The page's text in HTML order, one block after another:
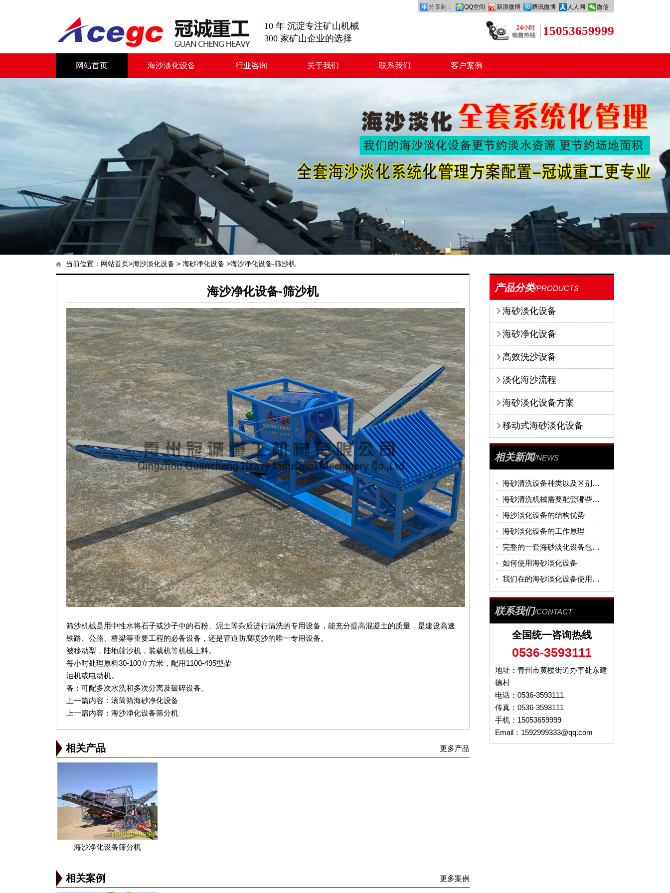
10 年 沉淀专注矿山机械
300 家矿山企业的选择
15053659999
分享到： QQ空间 新浪微博 腾讯微博 人人网 微信
网站首页 海沙淡化设备 行业咨询 关于我们 联系我们 客户案例
当前位置： 网站首页>海沙淡化设备 > 海砂净化设备 >海沙净化设备-筛沙机
海沙净化设备-筛沙机
筛沙机械是用中性水将石子或沙子中的石粉、泥土等杂质进行清洗的专用设备，能充分提高混凝土的质量，是建设高速
铁路、公路、桥梁等重要工程的必备设备，还是管道防腐喷沙的唯一专用设备。
被移动型，陆地筛沙机，装载机等机械上料。
每小时处理原料30-100立方米，配用1100-495型柴
油机或电动机。
备：可配多次水洗和多次分离及破碎设备。
上一篇内容： 滚筒筛海砂净化设备
上一篇内容： 海沙净化设备筛分机
相关产品 更多产品
海沙净化设备筛分机
相关案例 更多案例
产品分类/PRODUCTS
海砂淡化设备
海砂净化设备
高效洗沙设备
淡化海沙流程
海砂淡化设备方案
移动式海砂淡化设备
相关新闻/NEWS
海砂清洗设备种类以及区别有哪些？
海砂清洗机械需要配套哪些设备就可以进行工作？
海沙淡化设备的结构优势
海砂淡化设备的工作原理
完整的一套海砂淡化设备包括什么装置？
如何使用海砂淡化设备
我们在的海砂淡化设备使用中都要注意点什么呢？
联系我们/CONTACT
全国统一咨询热线
0536-3593111
地址：青州市黄楼街道办事处东建
德村
电话：0536-3593111
传真：0536-3593111
手机：15053659999
Email：1592999333@qq.com